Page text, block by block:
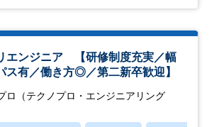
エンジニア 【研修制度充実／幅
ス有／働き方◎／第二新卒歓迎】
ロ（テクノプロ・エンジニアリング